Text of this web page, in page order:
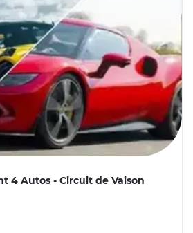
4 Autos - Circuit de Vaison